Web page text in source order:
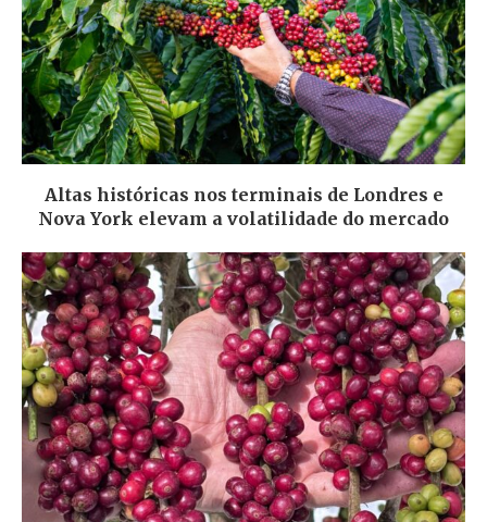
Altas históricas nos terminais de Londres e
Nova York elevam a volatilidade do mercado